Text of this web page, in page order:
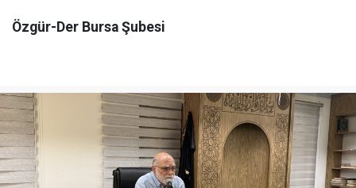
Özgür-Der Bursa Şubesi